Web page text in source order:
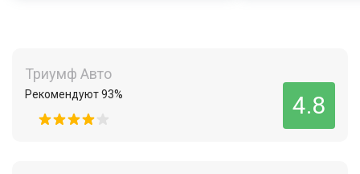
Триумф Авто
Рекомендуют 93% 4.8